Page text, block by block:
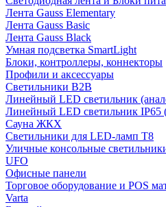
Лента Gauss Elementary
Лента Gauss Basic
Лента Gauss Black
Умная подсветка SmartLight
Блоки, контроллеры, коннекторы
Профили и аксессуары
Светильники B2B
Линейный LED светильник
Линейный LED светильник IP65
Сауна ЖКХ
Светильники для LED-ламп T8
Уличные консольные
UFO
Офисные панели
Торговое оборудование и POS
Varta